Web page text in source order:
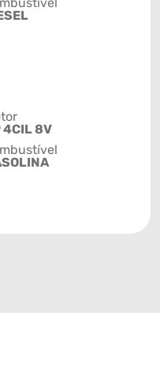
4CIL 8V